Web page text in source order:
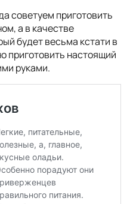
советуем приготовить
а в качестве
будет весьма кстати в
приготовить настоящий
руками.